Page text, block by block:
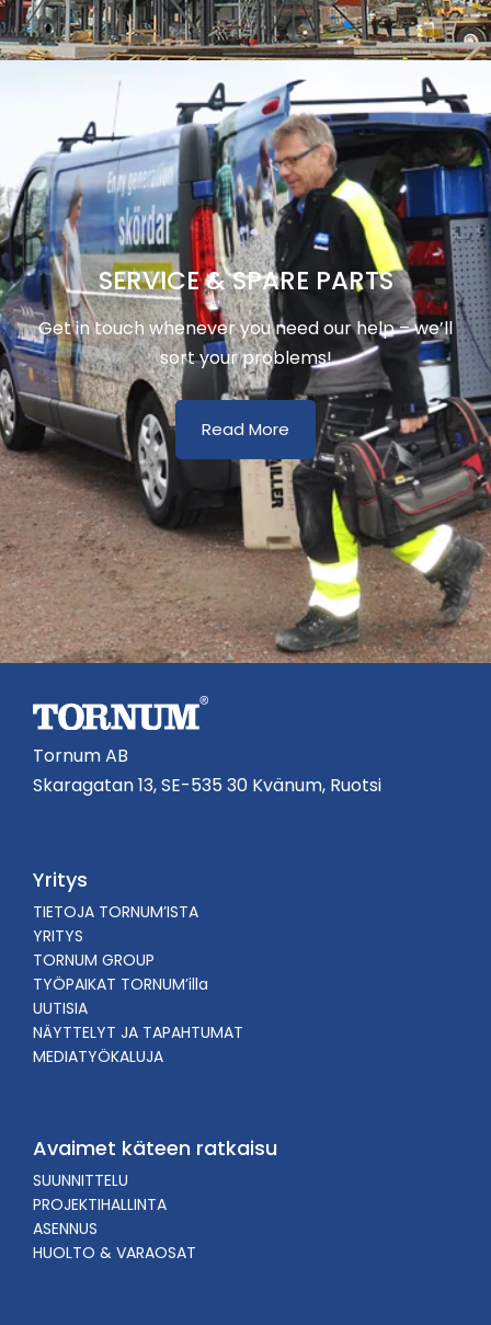
SERVICE & SPARE PARTS
Get in touch whenever you need our help – we’ll
sort your problems!
Read More
Tornum AB
Skaragatan 13, SE-535 30 Kvänum, Ruotsi
Yritys
TIETOJA TORNUM’ISTA
YRITYS
TORNUM GROUP
TYÖPAIKAT TORNUM’illa
UUTISIA
NÄYTTELYT JA TAPAHTUMAT
MEDIATYÖKALUJA
Avaimet käteen ratkaisu
SUUNNITTELU
PROJEKTIHALLINTA
ASENNUS
HUOLTO & VARAOSAT